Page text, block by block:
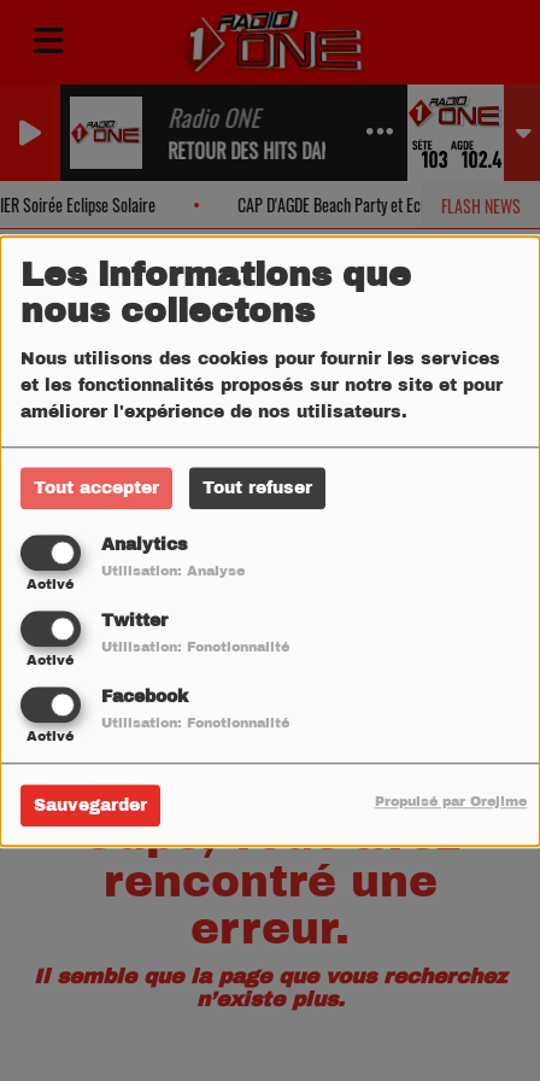
Les informations que
nous collectons
Nous utilisons des cookies pour fournir les services
et les fonctionnalités proposés sur notre site et pour
améliorer l'expérience de nos utilisateurs.
Tout accepter Tout refuser
Analytics
Activé
Utilisation: Analyse
Twitter
Activé
Utilisation: Fonctionnalité
Facebook
Activé
Utilisation: Fonctionnalité
Sauvegarder Propulsé par Orejime
Radio ONE
RETOUR DES HITS DANS UN INSTANT...
FLASH NEWS
Soirée Eclipse Solaire CAP D'AGDE Beach Party et Eclipse Solaire
Oups, vous avez
rencontré une
erreur.
Il semble que la page que vous recherchez
n’existe plus.